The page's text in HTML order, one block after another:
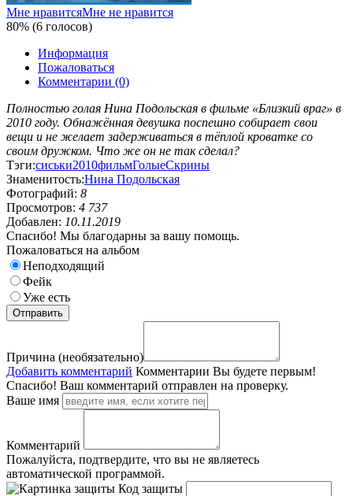
Мне нравитсяМне не нравится
80% (6 голосов)
Информация
Пожаловаться
Комментарии (0)
Полностью голая Нина Подольская в фильме «Близкий враг» в
2010 году. Обнажённая девушка поспешно собирает свои
вещи и не желает задерживаться в тёплой кроватке со
своим дружком. Что же он не так сделал?
Тэги:сиськи2010фильмГолыеСкрины
Знаменитость:Нина Подольская
Фотографий: 8
Просмотров: 4 737
Добавлен: 10.11.2019
Спасибо! Мы благодарны за вашу помощь.
Пожаловаться на альбом
Неподходящий
Фейк
Уже есть
Причина (необязательно)
Добавить комментарий Комментарии Вы будете первым!
Спасибо! Ваш комментарий отправлен на проверку.
Ваше имя
Комментарий
Пожалуйста, подтвердите, что вы не являетесь
автоматической программой.
Код защиты